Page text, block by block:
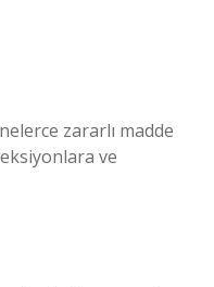
zararlı madde
ve